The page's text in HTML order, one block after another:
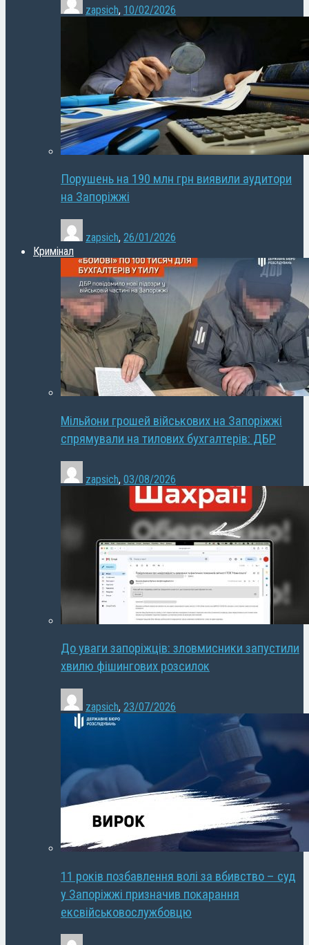
zapsich, 10/02/2026
Порушень на 190 млн грн виявили аудитори
на Запоріжжі
zapsich, 26/01/2026
Кримінал
Мільйони грошей військових на Запоріжжі
спрямували на тилових бухгалтерів: ДБР
zapsich, 03/08/2026
До уваги запоріжців: зловмисники запустили
хвилю фішингових розсилок
zapsich, 23/07/2026
11 років позбавлення волі за вбивство – суд
у Запоріжжі призначив покарання
ексвійськовослужбовцю